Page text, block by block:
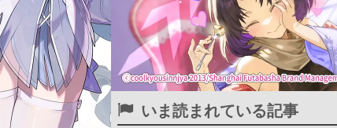
いま読まれている記事